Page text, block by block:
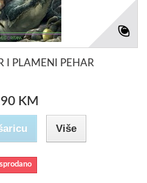
I PLAMENI PEHAR
KM
Više